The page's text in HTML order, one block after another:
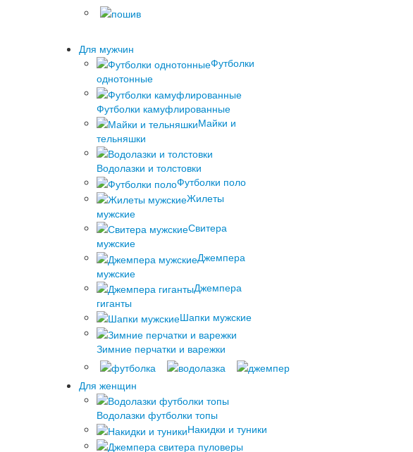
Для мужчин
Футболки
однотонные
Футболки камуфлированные
Майки и
тельняшки
Водолазки и толстовки
Футболки поло
Жилеты
мужские
Свитера
мужские
Джемпера
мужские
Джемпера
гиганты
Шапки мужские
Зимние перчатки и варежки
Для женщин
Водолазки футболки топы
Накидки и туники